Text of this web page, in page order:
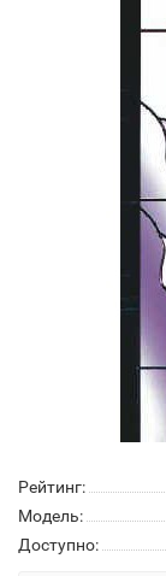
Рейтинг:
Модель:
Доступно: